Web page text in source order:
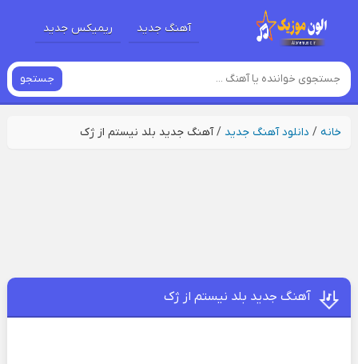
آهنگ جدید ریمیکس جدید
جستجو
خانه/ دانلود آهنگ جدید /آهنگ جدید بلد نیستم از ژک
آهنگ جدید بلد نیستم از ژک